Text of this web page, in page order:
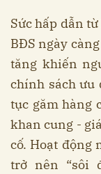
Sức hấp dẫn
BĐS ngày
tăng khiến
chính sách ưu
tục găm hàng
khan cung -
cố. Hoạt động
trở nên “sôi